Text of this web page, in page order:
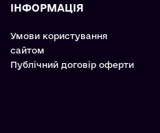
ІНФОРМАЦІЯ
Умови користування
сайтом
Публічний договір оферти